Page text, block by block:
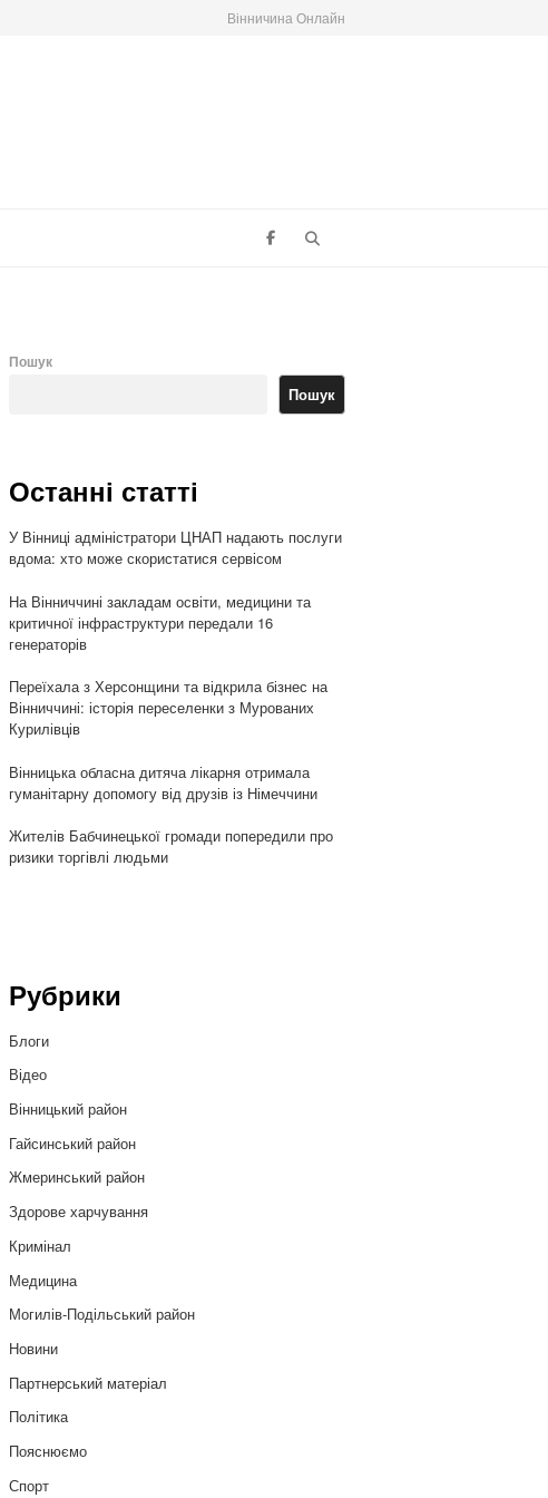
Вінничина Онлайн
Пошук
Пошук
Останні статті
У Вінниці адміністратори ЦНАП надають послуги
вдома: хто може скористатися сервісом
На Вінниччині закладам освіти, медицини та
критичної інфраструктури передали 16
генераторів
Переїхала з Херсонщини та відкрила бізнес на
Вінниччині: історія переселенки з Мурованих
Курилівців
Вінницька обласна дитяча лікарня отримала
гуманітарну допомогу від друзів із Німеччини
Жителів Бабчинецької громади попередили про
ризики торгівлі людьми
Рубрики
Блоги
Відео
Вінницький район
Гайсинський район
Жмеринський район
Здорове харчування
Кримінал
Медицина
Могилів-Подільський район
Новини
Партнерський матеріал
Політика
Пояснюємо
Спорт